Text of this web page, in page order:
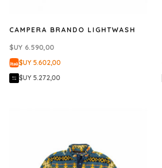
CAMPERA BRANDO LIGHTWASH
$UY 6.590,00
$UY 5.602,00
$UY 5.272,00